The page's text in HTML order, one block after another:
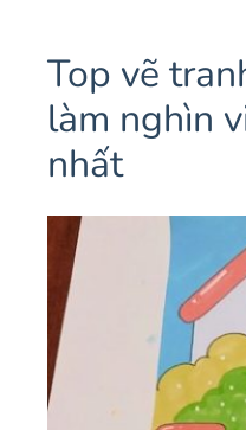
Top vẽ
làm nghìn
nhất